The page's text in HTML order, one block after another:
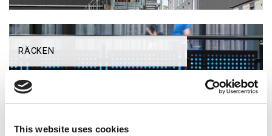
This website uses cookies
RÄCKEN